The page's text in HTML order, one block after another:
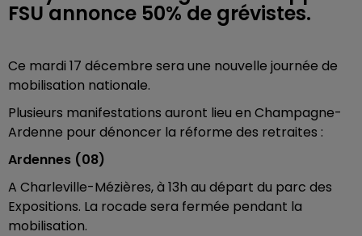
FSU annonce 50% de grévistes.
Ce mardi 17 décembre sera une nouvelle journée de
mobilisation nationale.
Plusieurs manifestations auront lieu en Champagne-
Ardenne pour dénoncer la réforme des retraites :
Ardennes (08)
A Charleville-Mézières, à 13h au départ du parc des
Expositions. La rocade sera fermée pendant la
mobilisation.